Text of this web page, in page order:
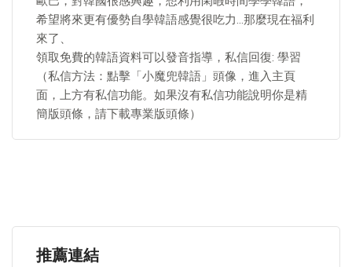
希望將來更有優勢自學韓語感覺很吃力…那麼現在福利
來了、
領取免費的韓語資料可以發音指導，私信回復: 學習
（私信方法：點擊「小魔兜韓語」頭像，進入主頁
面，上方有私信功能。如果沒有私信功能說明你是精
簡版頭條，請下載專業版頭條）
推薦連結